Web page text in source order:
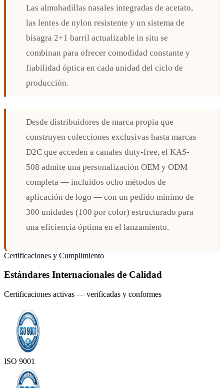
Las almohadillas nasales integradas de acetato,
las lentes de nylon resistente y un sistema de
bisagra 2+1 barril actualizable in situ se
combinan para ofrecer comodidad constante y
fiabilidad óptica en cada unidad del ciclo de
producción.
Desde distribuidores de marca propia que
construyen colecciones exclusivas hasta marcas
D2C que acceden a canales duty-free, el KAS-
508 admite una personalización OEM y ODM
completa — incluidos ocho métodos de
aplicación de logo — con un pedido mínimo de
300 unidades (100 por color) estructurado para
una eficiencia óptima en el lanzamiento.
Certificaciones y Cumplimiento
Estándares Internacionales de Calidad
Certificaciones activas — verificadas y conformes
ISO 9001